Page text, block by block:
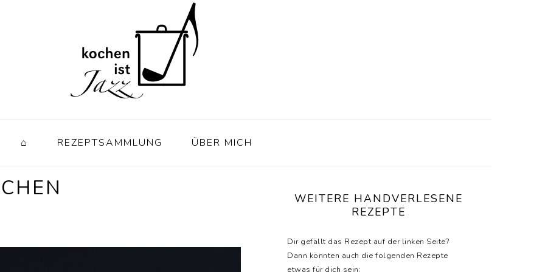
⌂ REZEPTSAMMLUNG ÜBER MICH
WEITERE HANDVERLESENE
REZEPTE
Dir gefällt das Rezept auf der linken Seite?
Dann könnten auch die folgenden Rezepte
etwas für dich sein: